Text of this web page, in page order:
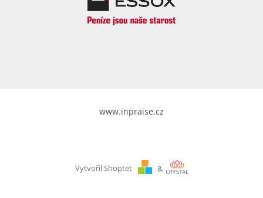
www.inpraise.cz
Vytvořil Shoptet &